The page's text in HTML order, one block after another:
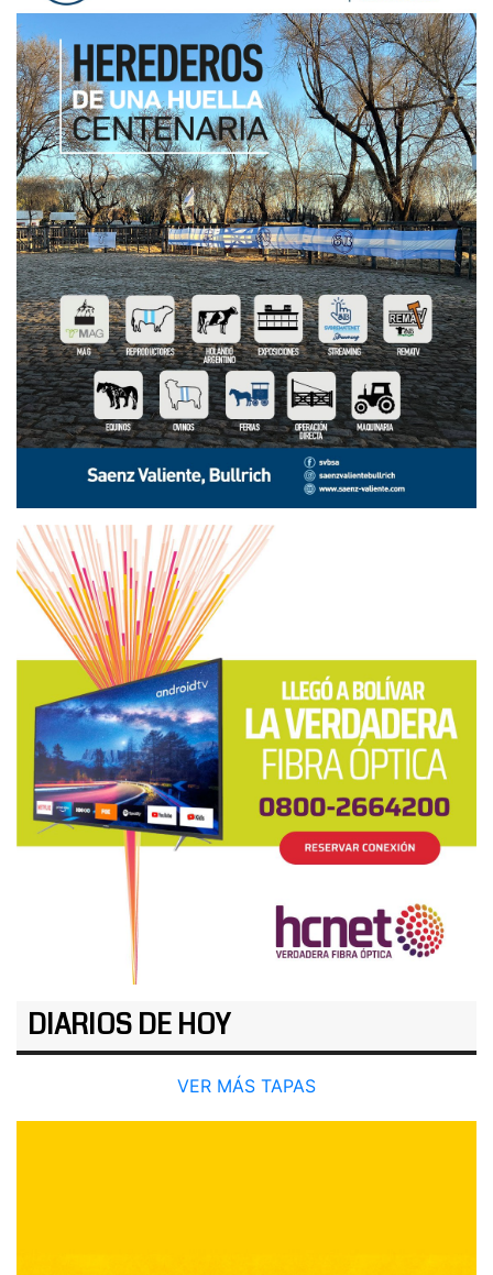
DIARIOS DE HOY
VER MÁS TAPAS